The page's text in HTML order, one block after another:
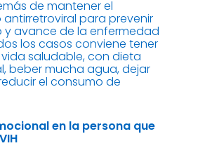
de mantener el
para prevenir
y avance de la enfermedad
los casos conviene tener
saludable, con dieta
beber mucha agua, dejar
el consumo de
en la persona que